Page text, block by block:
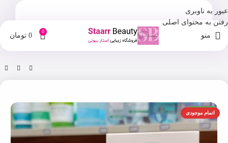
عبور به ناوبری
رفتن به محتوای اصلی
منو 0
0 تومان
فروشگاه ضد آفتاب
اتمام موجودی
اورجینال